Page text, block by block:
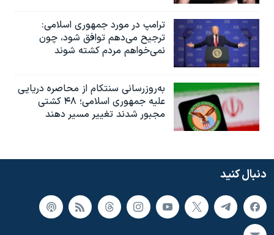
ترامپ در مورد جمهوری اسلامی:
ترجیح می‌دهم توافق شود، چون
نمی‌خواهم مردم کشته شوند
به‌روزرسانی سنتکام از محاصره دریایی
علیه جمهوری اسلامی؛ ۴۸ کشتی
مجبور شدند تغییر مسیر دهند
دنبال کنید